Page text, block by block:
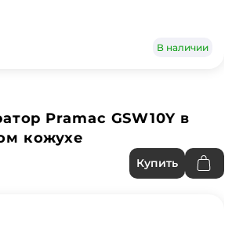
В наличии
Pramac GSW10Y в
кожухе
Купить